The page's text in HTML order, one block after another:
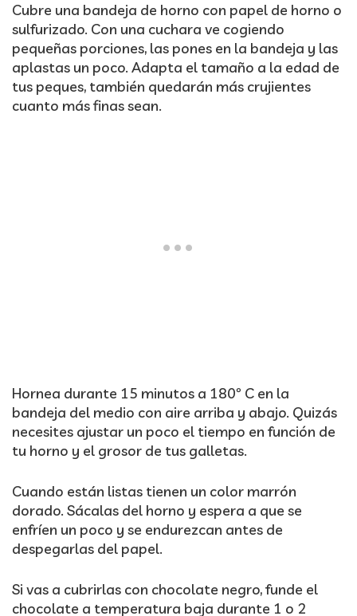
Cubre una bandeja de horno con papel de horno o
sulfurizado. Con una cuchara ve cogiendo
pequeñas porciones, las pones en la bandeja y las
aplastas un poco. Adapta el tamaño a la edad de
tus peques, también quedarán más crujientes
cuanto más finas sean.
Hornea durante 15 minutos a 180º C en la
bandeja del medio con aire arriba y abajo. Quizás
necesites ajustar un poco el tiempo en función de
tu horno y el grosor de tus galletas.
Cuando están listas tienen un color marrón
dorado. Sácalas del horno y espera a que se
enfríen un poco y se endurezcan antes de
despegarlas del papel.
Si vas a cubrirlas con chocolate negro, funde el
chocolate a temperatura baja durante 1 o 2